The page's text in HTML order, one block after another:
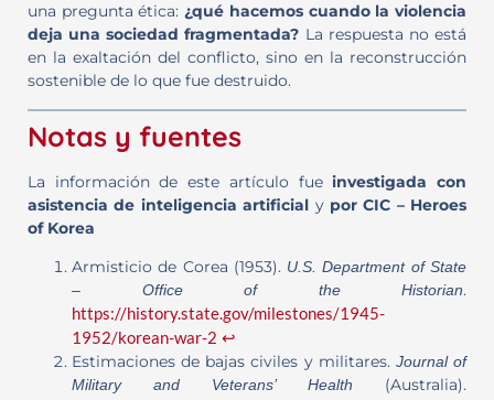
una pregunta ética:¿qué hacemos cuando la violencia
deja una sociedad fragmentada? La respuesta no está
en la exaltación del conflicto, sino en la reconstrucción
sostenible de lo que fue destruido.
Notas y fuentes
La información de este artículo fueinvestigada con
asistencia de inteligencia artificial y por CIC – Heroes
of Korea
Armisticio de Corea (1953). U.S. Department of State
– Office of the Historian.
https://history.state.gov/milestones/1945-
1952/korean-war-2 ↩
Estimaciones de bajas civiles y militares. Journal of
Military and Veterans’ Health
(Australia).